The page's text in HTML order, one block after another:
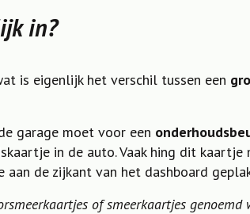
in?
is eigenlijk het verschil tussen een
garage moet voor een
in de auto. Vaak hing dit
de zijkant van het dashboard
of smeerkaartjes genoemd